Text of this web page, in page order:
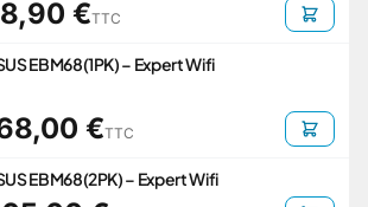
€TTC
EBM68(1PK) – Expert Wifi
€TTC
EBM68(2PK) – Expert Wifi